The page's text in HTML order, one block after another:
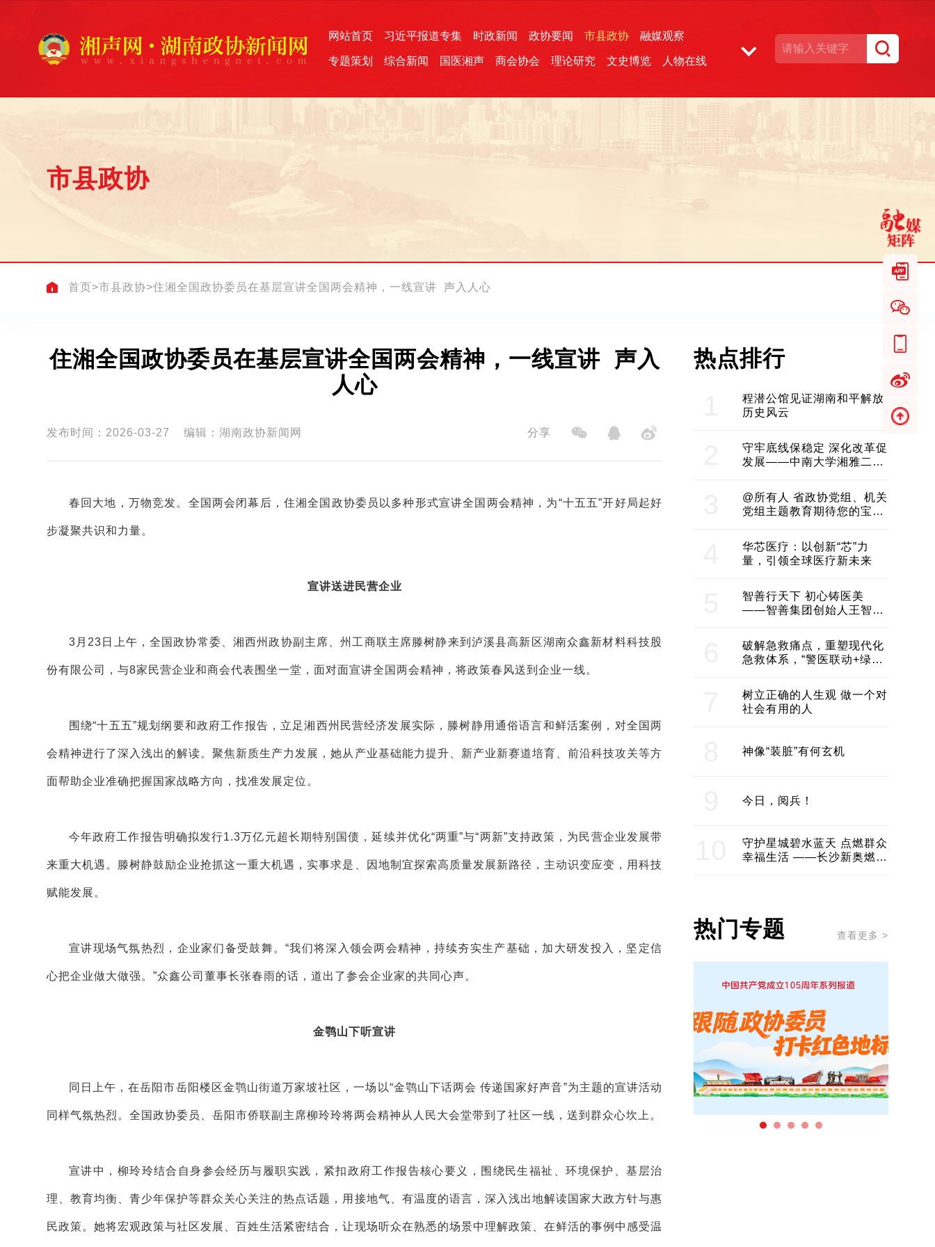
网站首页 习近平报道专集 时政新闻 政协要闻 市县政协 融媒观察
专题策划 综合新闻 国医湘声 商会协会 理论研究 文史博览 人物在线
市县政协
首页>市县政协>住湘全国政协委员在基层宣讲全国两会精神，一线宣讲 声入人心
住湘全国政协委员在基层宣讲全国两会精神，一线宣讲 声入
人心
发布时间：2026-03-27 编辑：湖南政协新闻网 分享
春回大地，万物竞发。全国两会闭幕后，住湘全国政协委员以多种形式宣讲全国两会精神，为“十五五”开好局起好
步凝聚共识和力量。
宣讲送进民营企业
3月23日上午，全国政协常委、湘西州政协副主席、州工商联主席滕树静来到泸溪县高新区湖南众鑫新材料科技股
份有限公司，与8家民营企业和商会代表围坐一堂，面对面宣讲全国两会精神，将政策春风送到企业一线。
围绕“十五五”规划纲要和政府工作报告，立足湘西州民营经济发展实际，滕树静用通俗语言和鲜活案例，对全国两
会精神进行了深入浅出的解读。聚焦新质生产力发展，她从产业基础能力提升、新产业新赛道培育、前沿科技攻关等方
面帮助企业准确把握国家战略方向，找准发展定位。
今年政府工作报告明确拟发行1.3万亿元超长期特别国债，延续并优化“两重”与“两新”支持政策，为民营企业发展带
来重大机遇。滕树静鼓励企业抢抓这一重大机遇，实事求是、因地制宜探索高质量发展新路径，主动识变应变，用科技
赋能发展。
宣讲现场气氛热烈，企业家们备受鼓舞。“我们将深入领会两会精神，持续夯实生产基础，加大研发投入，坚定信
心把企业做大做强。”众鑫公司董事长张春雨的话，道出了参会企业家的共同心声。
金鹗山下听宣讲
同日上午，在岳阳市岳阳楼区金鹗山街道万家坡社区，一场以“金鹗山下话两会 传递国家好声音”为主题的宣讲活动
同样气氛热烈。全国政协委员、岳阳市侨联副主席柳玲玲将两会精神从人民大会堂带到了社区一线，送到群众心坎上。
宣讲中，柳玲玲结合自身参会经历与履职实践，紧扣政府工作报告核心要义，围绕民生福祉、环境保护、基层治
理、教育均衡、青少年保护等群众关心关注的热点话题，用接地气、有温度的语言，深入浅出地解读国家大政方针与惠
民政策。她将宏观政策与社区发展、百姓生活紧密结合，让现场听众在熟悉的场景中理解政策、在鲜活的事例中感受温
热点排行
程潜公馆见证湖南和平解放
历史风云
守牢底线保稳定 深化改革促
发展——中南大学湘雅二医
@所有人 省政协党组、机关
党组主题教育期待您的宝贵
华芯医疗：以创新“芯”力
量，引领全球医疗新未来
智善行天下 初心铸医美
——智善集团创始人王智带
建医美产业良性生态圈
破解急救痛点，重塑现代化
急救体系，“警医联动+绿波
树立正确的人生观 做一个对
社会有用的人
神像“装脏”有何玄机
今日，阅兵！
守护星城碧水蓝天 点燃群众
幸福生活 ——长沙新奥燃气
热门专题 查看更多 >